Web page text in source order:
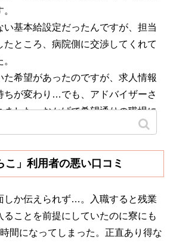
基本給設定だったんですが、担当
たところ、病院側に交渉してくれて
希望があったのですが、求人情報
ちが変わり…でも、アドバイザーさ
ました。おかげで希望通りの職場に
こ」利用者の悪い口コミ
か伝えられず…。入職すると残業
ることを前提にしていたのに寮にも
間になってしまった。正直あり得な